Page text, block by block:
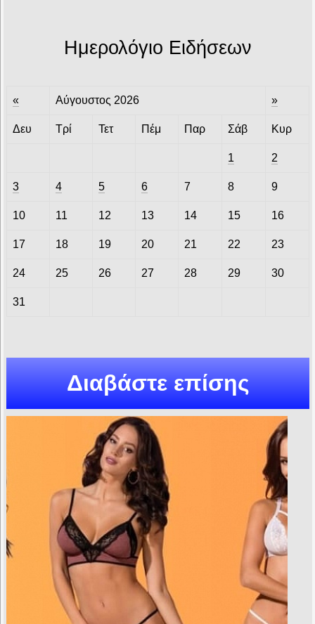
Ημερολόγιο Ειδήσεων
« Αύγουστος 2026 »
Δευ Τρί Τετ Πέμ Παρ Σάβ Κυρ
1 2
3 4 5 6 7 8 9
10 11 12 13 14 15 16
17 18 19 20 21 22 23
24 25 26 27 28 29 30
31
Διαβάστε επίσης